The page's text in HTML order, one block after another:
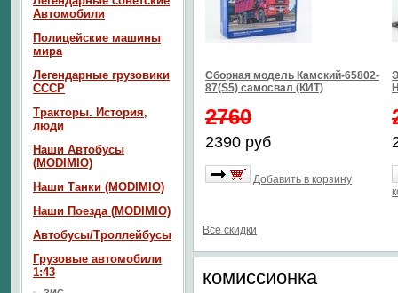
Сборная модель Камский-65802-
87(S5) самосвал (КИТ)
2760
2390 руб
Добавить в корзину
Все скидки
комиссионка
Автомобили
Полицейские машины
мира
Легендарные грузовики
СССР
Тракторы. История,
люди
Наши Автобусы
(MODIMIO)
Наши Танки (MODIMIO)
Наши Поезда (MODIMIO)
Автобусы/Троллейбусы
Грузовые автомобили
1:43